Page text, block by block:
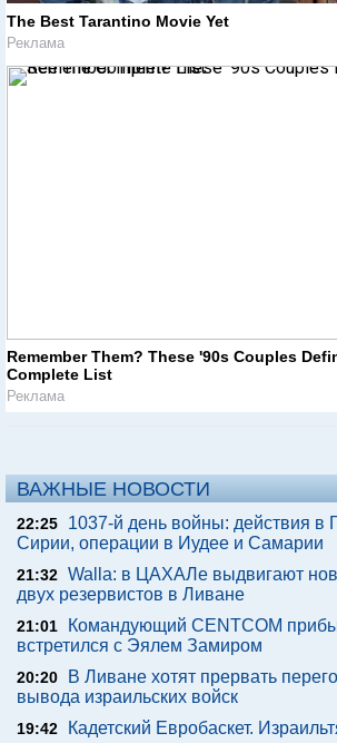
The Best Tarantino Movie Yet
Реклама
Remember Them? These '90s Couples
Complete List
Реклама
ВАЖНЫЕ НОВОСТИ
22:25
1037-й день войны: действия в
Сирии, операции в Иудее и Самарии
21:32 Walla: в ЦАХАЛе выдвигают
двух резервистов в Ливане
21:01
Командующий CENTCOM
встретился с Эялем Замиром
20:20
В Ливане хотят прервать
вывода израильских войск
19:42
Кадетский Евробаскет.